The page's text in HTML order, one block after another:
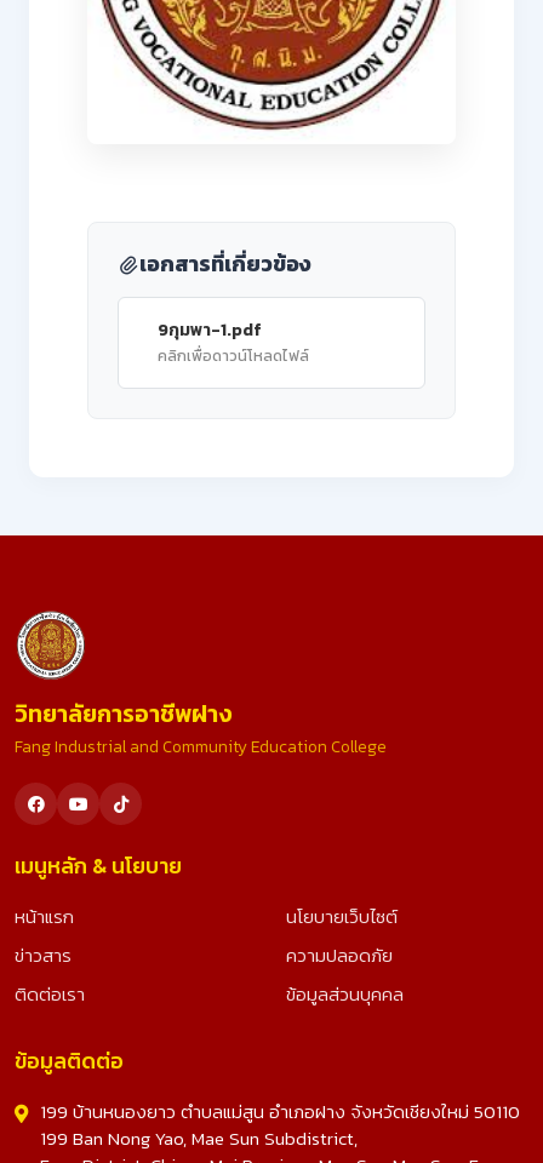
เอกสารที่เกี่ยวข้อง
9กุมพา-1.pdf
คลิกเพื่อดาวน์โหลดไฟล์
วิทยาลัยการอาชีพฝาง
Fang Industrial and Community Education College
เมนูหลัก & นโยบาย
หน้าแรก
ข่าวสาร
ติดต่อเรา
นโยบายเว็บไซต์
ความปลอดภัย
ข้อมูลส่วนบุคคล
ข้อมูลติดต่อ
199 บ้านหนองยาว ตำบลแม่สูน อำเภอฝาง จังหวัดเชียงใหม่ 50110
199 Ban Nong Yao, Mae Sun Subdistrict,